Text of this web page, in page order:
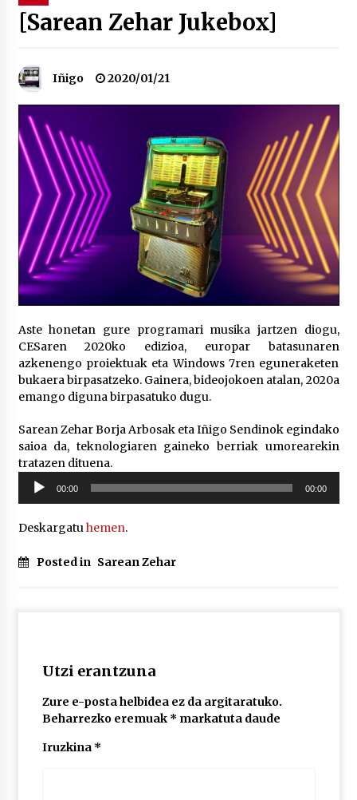
Bakaikuko barnetegitik gazteek egindako saio
2026/07/16
Tuba eta bonbardinoaren astea, Bilboko
Kontserbatorioan protagonista
2026/07/16
Auzoportala : 1×04 Auzofoniak
2026/07/15
Gaur abitua da Bilbao bbk live jaialdia
2026/07/09
POTTO: San Pedro jaietako bertso-saioa
Larunbatean Plentziako Itsas Martxa ospatuko
da
2026/07/07
isil batekin dator beti
lan berriak
2026/07/03
[Sarean Zehar Jukebox]
Iñigo 2020/01/21
Aste honetan gure programari musika jartzen diogu,
CESaren 2020ko edizioa, europar batasunaren
azkenengo proiektuak eta Windows 7ren eguneraketen
bukaera birpasatzeko. Gainera, bideojokoen atalan, 2020a
emango diguna birpasatuko dugu.
Sarean Zehar Borja Arbosak eta Iñigo Sendinok egindako
saioa da, teknologiaren gaineko berriak umorearekin
tratazen dituena.
Soinu
erreproduzigailua
00:00 00:00
Deskargatuhemen.
Posted in Sarean Zehar
Utzi erantzuna
Zure e-posta helbidea ez da argitaratuko.
Beharrezko eremuak * markatuta daude
Iruzkina *